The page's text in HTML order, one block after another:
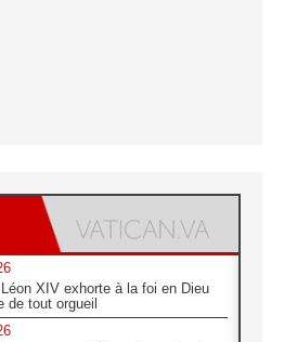
XIV exhorte à la foi en Dieu
de tout orgueil